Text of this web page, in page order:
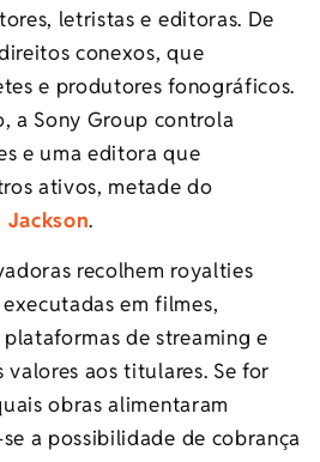
letristas e editoras. De
conexos, que
e produtores fonográficos.
a Sony Group controla
e uma editora que
ativos, metade do
Jackson.
recolhem royalties
em filmes,
de streaming e
aos titulares. Se for
obras alimentaram
a possibilidade de cobrança